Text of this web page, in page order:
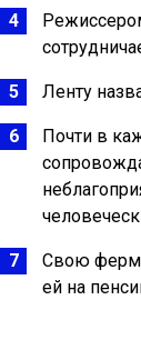
Ленту
Почти в
Свою ферму
ей на